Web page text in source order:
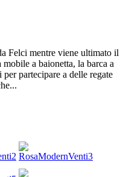
Felci mentre viene ultimato il
a baionetta, la barca a
partecipare a delle regate